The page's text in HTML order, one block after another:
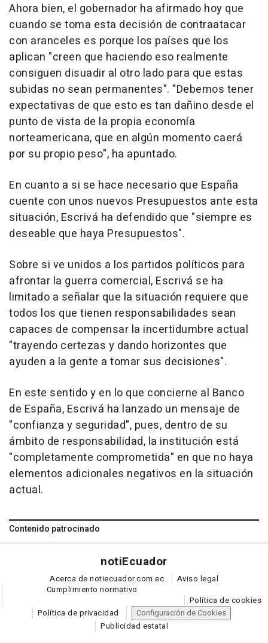
Ahora bien, el gobernador ha afirmado hoy que
cuando se toma esta decisión de contraatacar
con aranceles es porque los países que los
aplican "creen que haciendo eso realmente
consiguen disuadir al otro lado para que estas
subidas no sean permanentes". "Debemos tener
expectativas de que esto es tan dañino desde el
punto de vista de la propia economía
norteamericana, que en algún momento caerá
por su propio peso", ha apuntado.
En cuanto a si se hace necesario que España
cuente con unos nuevos Presupuestos ante esta
situación, Escrivá ha defendido que "siempre es
deseable que haya Presupuestos".
Sobre si ve unidos a los partidos políticos para
afrontar la guerra comercial, Escrivá se ha
limitado a señalar que la situación requiere que
todos los que tienen responsabilidades sean
capaces de compensar la incertidumbre actual
"trayendo certezas y dando horizontes que
ayuden a la gente a tomar sus decisiones".
En este sentido y en lo que concierne al Banco
de España, Escrivá ha lanzado un mensaje de
"confianza y seguridad", pues, dentro de su
ámbito de responsabilidad, la institución está
"completamente comprometida" en que no haya
elementos adicionales negativos en la situación
actual.
Contenido patrocinado
notiEcuador
Acerca de notiecuador.com.ec
Aviso legal
Cumplimiento normativo
Política de cookies
Política de privacidad
Configuración de Cookies
Publicidad estatal